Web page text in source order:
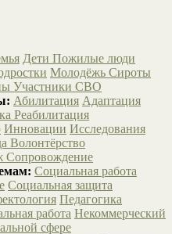
Дети Пожилые люди
Молодёжь Сироты
Участники СВО
Абилитация Адаптация
Реабилитация
Инновации Исследования
Волонтёрство
Сопровождение
Социальная работа
Социальная защита
Педагогика
работа Некоммерческий
сфере